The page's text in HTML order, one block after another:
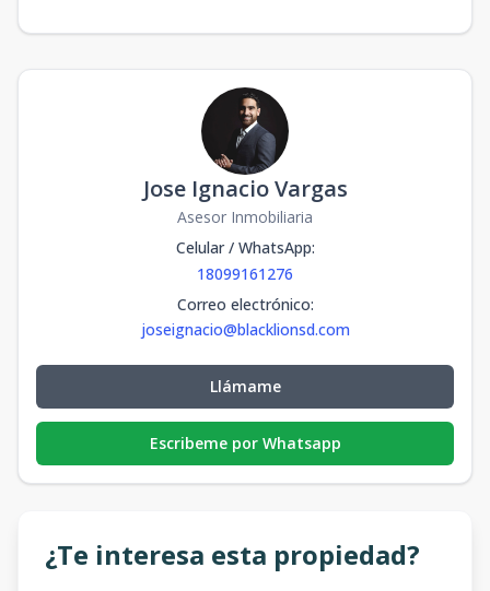
Jose Ignacio Vargas
Asesor Inmobiliaria
Celular / WhatsApp:
18099161276
Correo electrónico:
joseignacio@blacklionsd.com
Llámame
Escribeme por Whatsapp
¿Te interesa esta propiedad?